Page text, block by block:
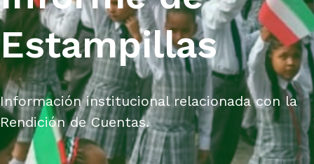
Estampillas
Información institucional relacionada con la
Rendición de Cuentas.